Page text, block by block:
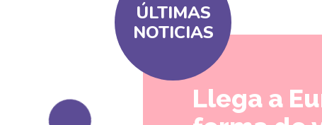
ÚLTIMAS
NOTICIAS
Llega a